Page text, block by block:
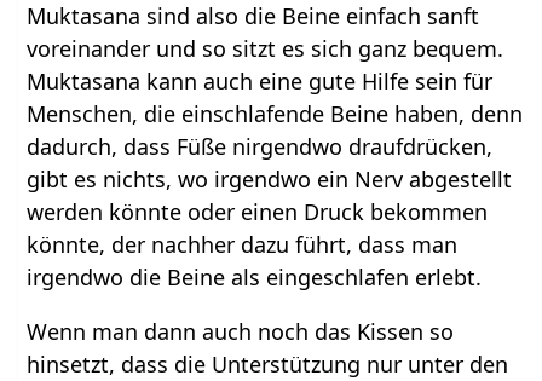
Muktasana sind also die Beine einfach sanft
voreinander und so sitzt es sich ganz bequem.
Muktasana kann auch eine gute Hilfe sein für
Menschen, die einschlafende Beine haben, denn
dadurch, dass Füße nirgendwo draufdrücken,
gibt es nichts, wo irgendwo ein Nerv abgestellt
werden könnte oder einen Druck bekommen
könnte, der nachher dazu führt, dass man
irgendwo die Beine als eingeschlafen erlebt.
Wenn man dann auch noch das Kissen so
hinsetzt, dass die Unterstützung nur unter den